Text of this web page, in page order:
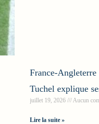
France-
Tuchel explique
juillet 19, 2026 Aucun
Lire la suite »